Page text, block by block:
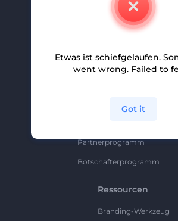
Partnerprogramm
Partnerprogramm
Botschafterprogramm
Ressourcen
Branding-Werkzeug
Etwas ist schiefgelaufen.
went wrong. Failed to
Got it